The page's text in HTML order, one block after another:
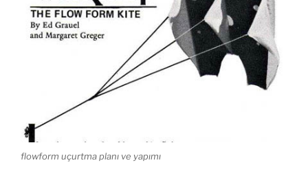
flowform uçurtma planı ve yapımı